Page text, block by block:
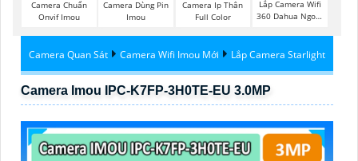
Camera Chuẩn
Onvif Imou
Camera Dùng Pin
Imou
Camera Ip Thân
Full Color
Lắp Camera Wifi
360 Dahua Ngoài
Camera Quan Sát Camera Wifi Imou Mới Lắp Camera Starlight
Camera Imou IPC-K7FP-3H0TE-EU 3.0MP